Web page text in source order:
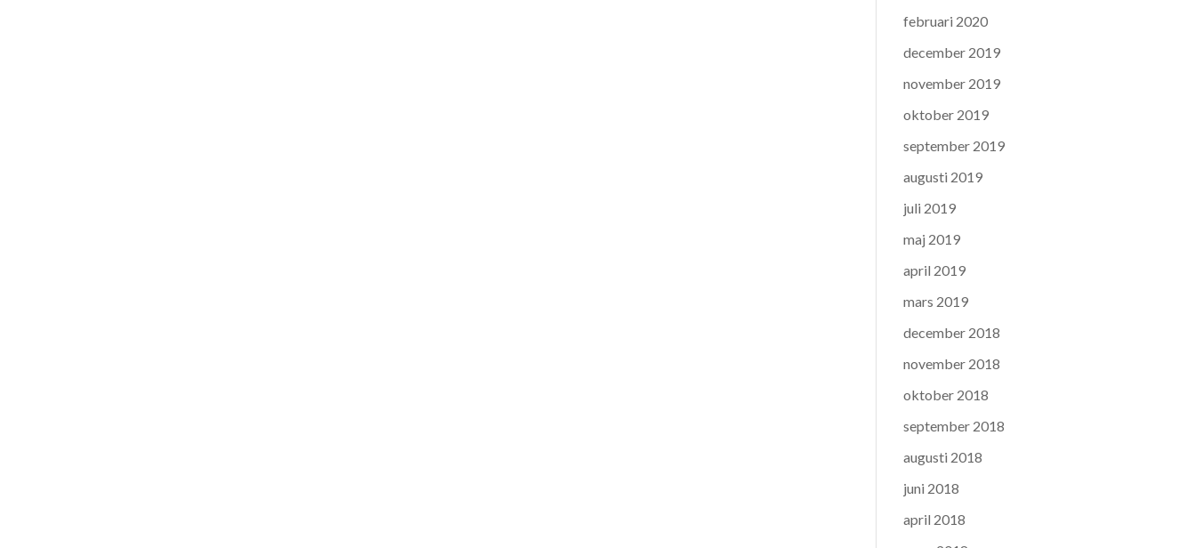
februari 2020
december 2019
november 2019
oktober 2019
september 2019
augusti 2019
juli 2019
maj 2019
april 2019
mars 2019
december 2018
november 2018
oktober 2018
september 2018
augusti 2018
juni 2018
april 2018